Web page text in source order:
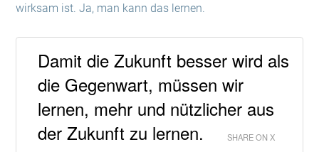
wirksam ist. Ja, man kann das lernen.
Damit die Zukunft besser wird als
die Gegenwart, müssen wir
lernen, mehr und nützlicher aus
der Zukunft zu lernen.
SHARE ON X